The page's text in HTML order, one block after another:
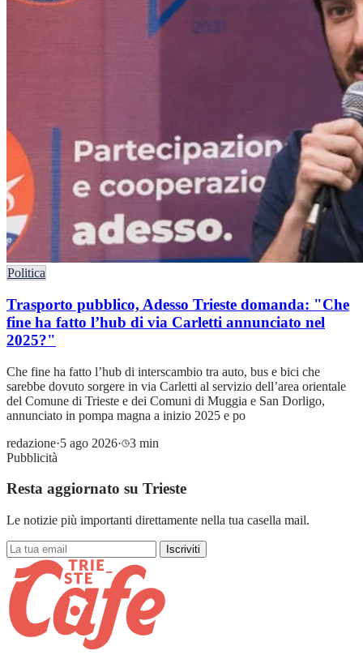
Politica
Trasporto pubblico, Adesso Trieste domanda: "Che
fine ha fatto l’hub di via Carletti annunciato nel
2025?"
Che fine ha fatto l’hub di interscambio tra auto, bus e bici che
sarebbe dovuto sorgere in via Carletti al servizio dell’area orientale
del Comune di Trieste e dei Comuni di Muggia e San Dorligo,
annunciato in pompa magna a inizio 2025 e po
redazione·5 ago 2026·
3 min
Pubblicità
Resta aggiornato su Trieste
Le notizie più importanti direttamente nella tua casella mail.
Iscriviti